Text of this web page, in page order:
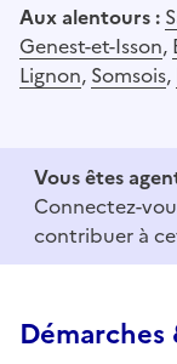
Aux alentours :
Genest-et-Isson,
Lignon, Somsois,
Vous êtes
Connectez-
contribuer à
Démarches